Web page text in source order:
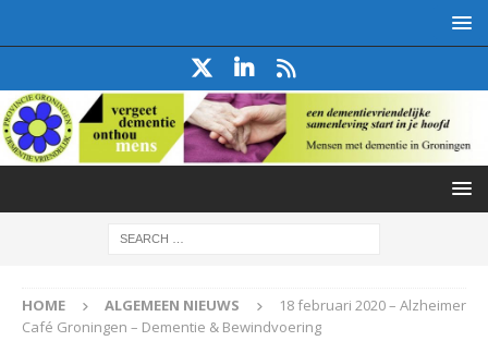
HOME ALGEMEEN NIEUWS
18 februari 2020 – Alzheimer
Café Groningen – Dementie & Bewindvoering